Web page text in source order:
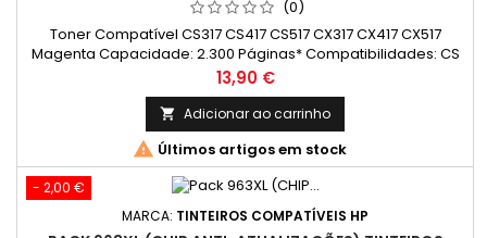
(0)
Toner Compatível CS317 CS417 CS517 CX317 CX417 CX517
Magenta Capacidade: 2.300 Páginas* Compatibilidades: CS
317dn; CS 417dn; CS 517de; CX 317dn; CX 417de; CX 517de.
Preço
13,90 €
 Adicionar ao carrinho
 Últimos artigos em stock
- 2,00 €
MARCA: TINTEIROS COMPATÍVEIS HP